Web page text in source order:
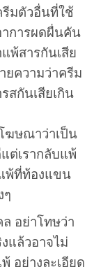
รีมตัวอื่นที่ใช้
าการผดผื่นคัน
พ้สารกันเสีย
ยความว่าครีม
สกันเสียเกิน
ฆษณาว่าเป็น
ต่เรากลับแพ้
พ้ที่ท้องแขน
ๆ
อย่าโทษว่า
แล้วอาจไม่
อย่างละเอียด